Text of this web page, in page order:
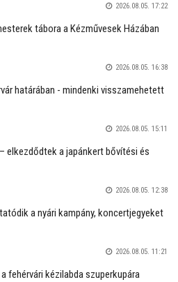
2026.08.05. 17:22
tábora a Kézművesek Házában
2026.08.05. 16:38
határában - mindenki visszamehetett
2026.08.05. 15:11
elkezdődtek a japánkert bővítési és
2026.08.05. 12:38
a nyári kampány, koncertjegyeket
2026.08.05. 11:21
fehérvári kézilabda szuperkupára